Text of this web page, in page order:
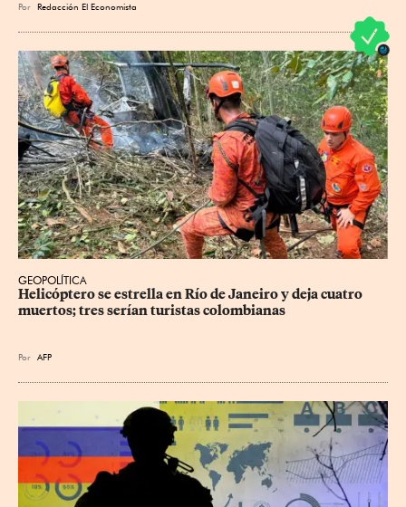
Por Redacción El Economista
GEOPOLÍTICA
Helicóptero se estrella en Río de Janeiro y deja cuatro
muertos; tres serían turistas colombianas
Por AFP